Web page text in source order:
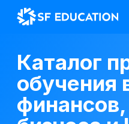
обучения в
финансов,
бизнеса и IT
Повышайте квалификацию,